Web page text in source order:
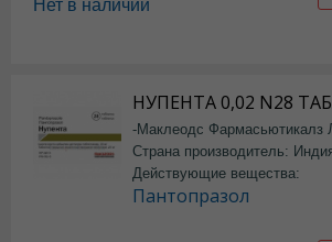
Нет в наличии
НУПЕНТА 0,02 N28
-Маклеодс Фармасьютикалз
Страна производитель:
Действующие вещества:
Пантопразол